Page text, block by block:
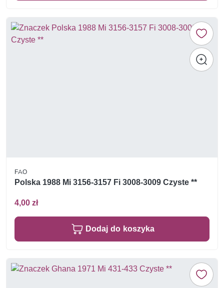
FAO
Polska 1988 Mi 3156-3157 Fi 3008-3009 Czyste **
4,00 zł
Dodaj do koszyka